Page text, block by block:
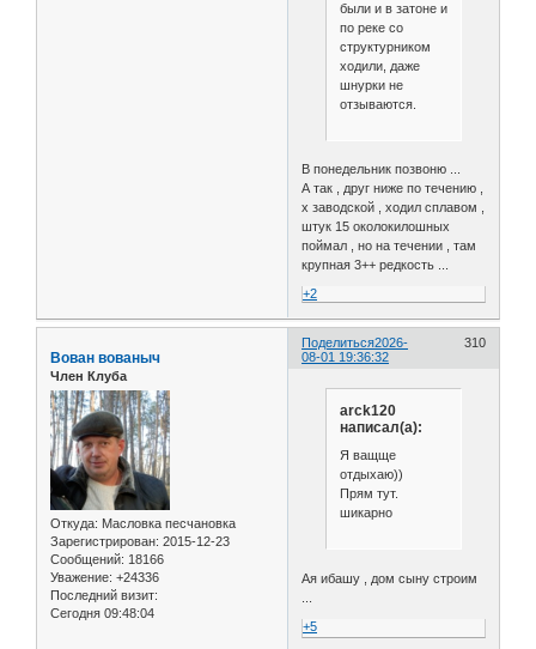
были и в затоне и
по реке со
структурником
ходили, даже
шнурки не
отзываются.
В понедельник позвоню ...
А так , друг ниже по течению ,
х заводской , ходил сплавом ,
штук 15 околокилошных
поймал , но на течении , там
крупная 3++ редкость ...
+2
Поделиться 310
2026-
08-01 19:36:32
Вован вованыч
Член Клуба
Откуда: Масловка песчановка
Зарегистрирован: 2015-12-23
Сообщений: 18166
Уважение: +24336
Последний визит:
Сегодня 09:48:04
arck120
написал(а):
Я ващще
отдыхаю))
Прям тут.
шикарно
Ая ибашу , дом сыну строим
+5